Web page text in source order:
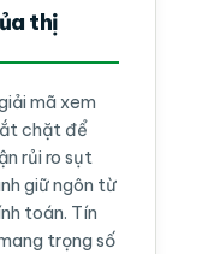
thị
mã xem
chặt để
rủi ro sụt
giữ ngôn từ
toán. Tín
trọng số